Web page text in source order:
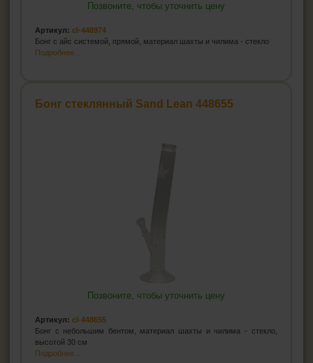
Позвоните, чтобы уточнить цену
Артикул: cl-448974
Бонг с айс системой, прямой, материал шахты и чилима - стекло
Подробнее...
Бонг стеклянный Sand Lean 448655
Позвоните, чтобы уточнить цену
Артикул: cl-448655
Бонг с небольшим бентом, материал шахты и чилима - стекло,
высотой 30 см
Подробнее...